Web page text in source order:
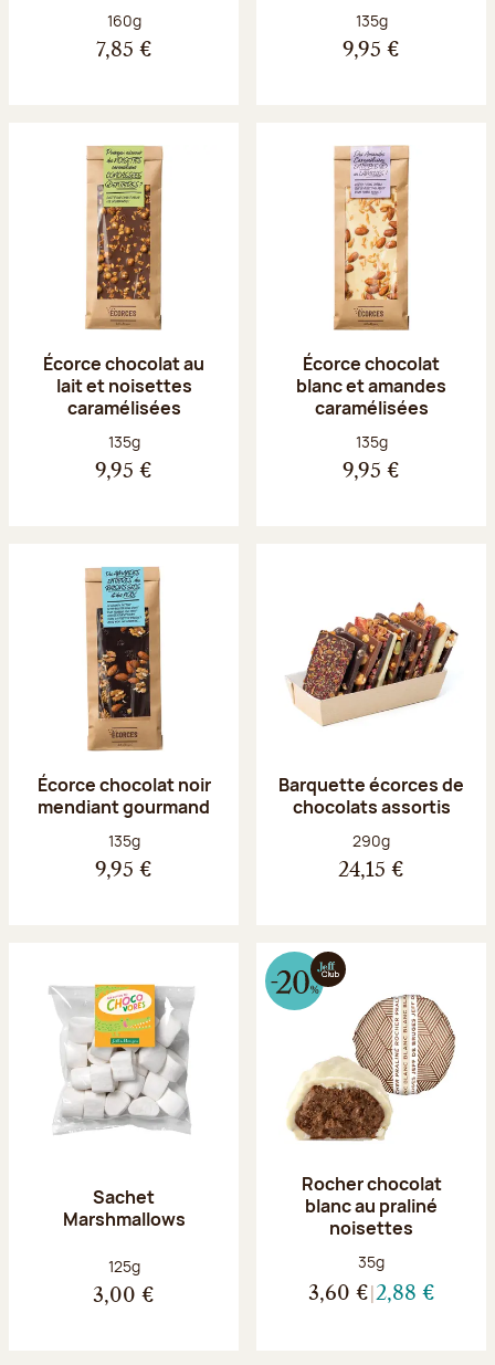
Poids net :
160g
7,85 €
Poids net :
135g
9,95 €
Écorce chocolat au
lait et noisettes
caramélisées
Poids net :
135g
9,95 €
Écorce chocolat
blanc et amandes
caramélisées
Poids net :
135g
9,95 €
Écorce chocolat noir
mendiant gourmand
Poids net :
135g
9,95 €
Barquette écorces de
chocolats assortis
Poids net :
290g
24,15 €
Sachet
Marshmallows
Poids net :
125g
3,00 €
Rocher chocolat
blanc au praliné
noisettes
Poids net :
35g
3,60 € 2,88 €